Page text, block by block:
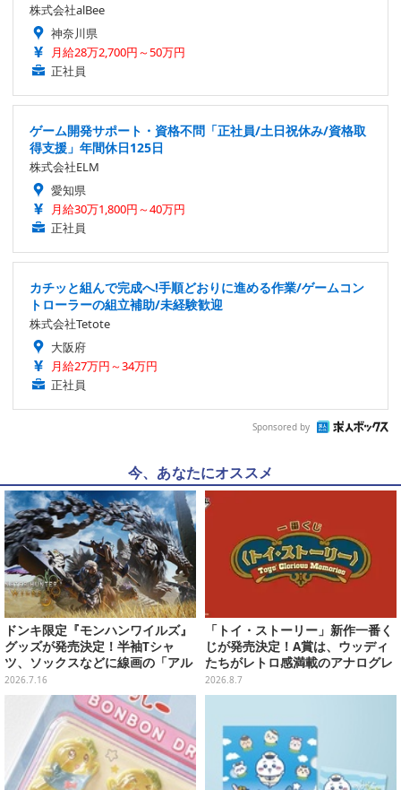
株式会社alBee
神奈川県
月給28万2,700円～50万円
正社員
ゲーム開発サポート・資格不問「正社員/土日祝休み/資格取
得支援」年間休日125日
株式会社ELM
愛知県
月給30万1,800円～40万円
正社員
カチッと組んで完成へ!手順どおりに進める作業/ゲームコン
トローラーの組立補助/未経験歓迎
株式会社Tetote
大阪府
月給27万円～34万円
正社員
Sponsored by
今、あなたにオススメ
ドンキ限定『モンハンワイルズ』
グッズが発売決定！半袖Tシャ
ツ、ソックスなどに線画の「アル
シュベルド」「リオレウス」ら11
体をデザイン
2026.7.16
「トイ・ストーリー」新作一番く
じが発売決定！A賞は、ウッディ
たちがレトロ感満載のアナログレ
コード上を走る姿で立体化
2026.8.7